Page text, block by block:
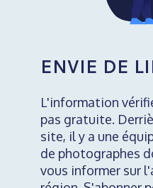
ENVIE DE
L'information
pas gratuite.
site, il y a une
de photographes
vous informer sur